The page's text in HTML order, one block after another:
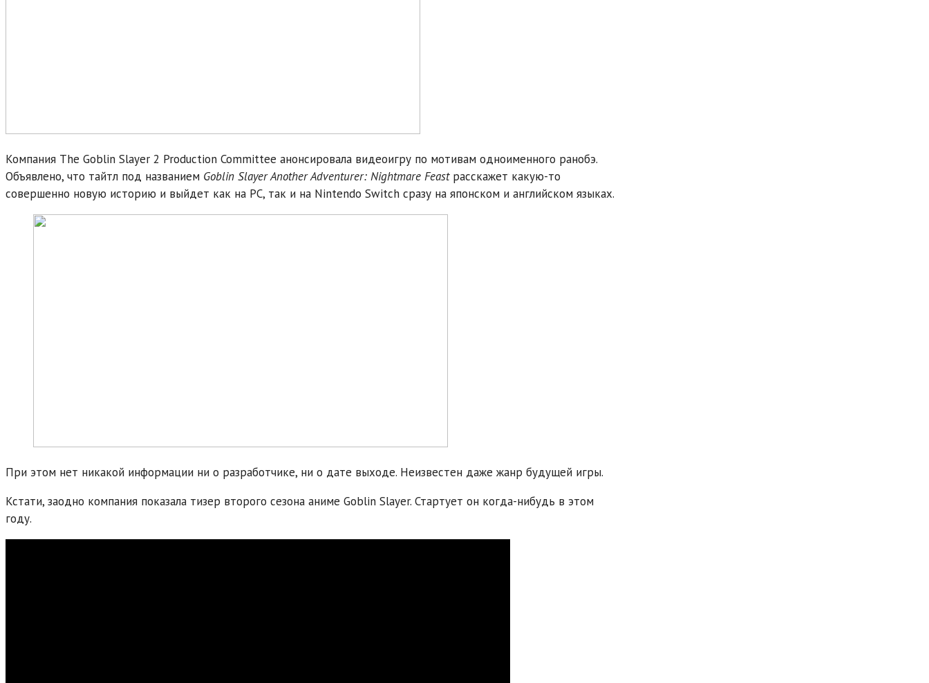
Компания The Goblin Slayer 2 Production Committee анонсировала видеоигру по мотивам одноименного ранобэ.
Объявлено, что тайтл под названием Goblin Slayer Another Adventurer: Nightmare Feast расскажет какую-то
совершенно новую историю и выйдет как на PC, так и на Nintendo Switch сразу на японском и английском языках.
При этом нет никакой информации ни о разработчике, ни о дате выходе. Неизвестен даже жанр будущей игры.
Кстати, заодно компания показала тизер второго сезона аниме Goblin Slayer. Стартует он когда-нибудь в этом
году.